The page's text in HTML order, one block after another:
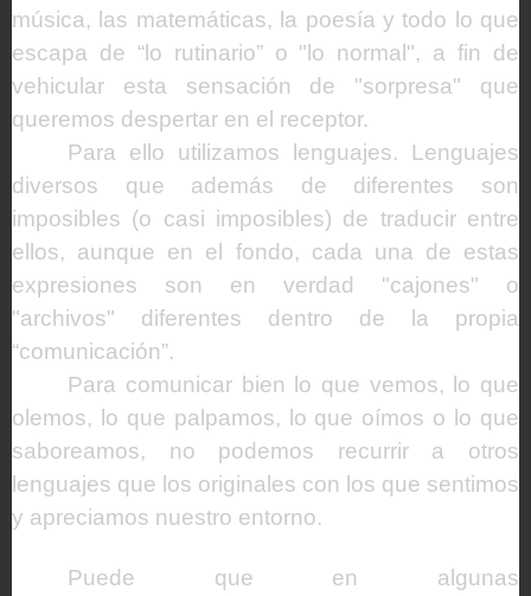
música, las matemáticas, la poesía y todo lo que
escapa de “lo rutinario” o "lo normal", a fin de
vehicular esta sensación de "sorpresa" que
queremos despertar en el receptor.
Para ello utilizamos lenguajes. Lenguajes
diversos que además de diferentes son
imposibles (o casi imposibles) de traducir entre
ellos, aunque en el fondo, cada una de estas
expresiones son en verdad "cajones" o
"archivos" diferentes dentro de la propia
“comunicación”.
Para comunicar bien lo que vemos, lo que
olemos, lo que palpamos, lo que oímos o lo que
saboreamos, no podemos recurrir a otros
lenguajes que los originales con los que sentimos
y apreciamos nuestro entorno.
Puede que en algunas